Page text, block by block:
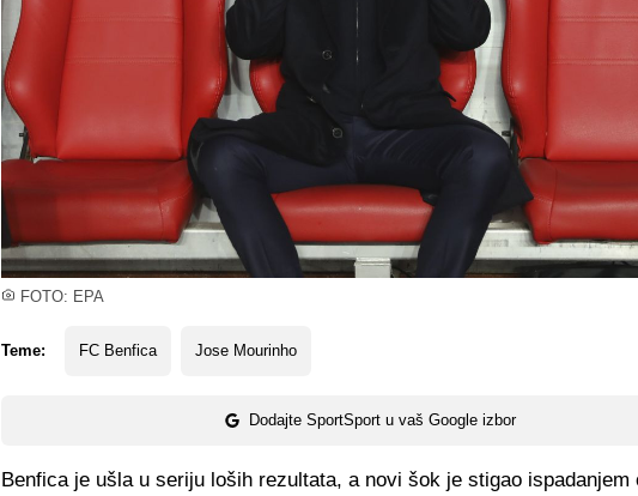
FOTO: EPA
Teme: FC Benfica Jose Mourinho
Dodajte SportSport u vaš Google izbor
Benfica je ušla u seriju loših rezultata, a novi šok je stigao ispadanjem